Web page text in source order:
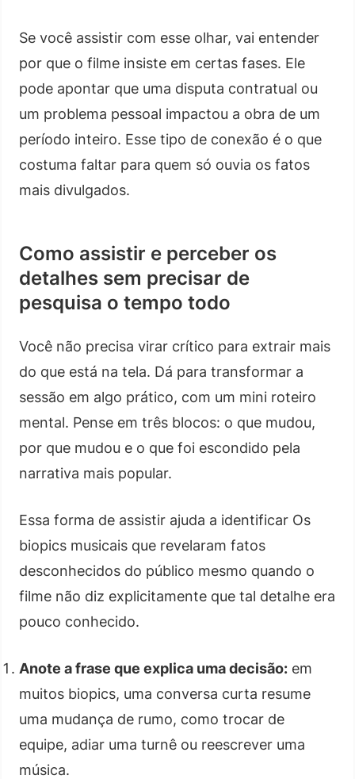
Se você assistir com esse olhar, vai entender
por que o filme insiste em certas fases. Ele
pode apontar que uma disputa contratual ou
um problema pessoal impactou a obra de um
período inteiro. Esse tipo de conexão é o que
costuma faltar para quem só ouvia os fatos
mais divulgados.
Como assistir e perceber os
detalhes sem precisar de
pesquisa o tempo todo
Você não precisa virar crítico para extrair mais
do que está na tela. Dá para transformar a
sessão em algo prático, com um mini roteiro
mental. Pense em três blocos: o que mudou,
por que mudou e o que foi escondido pela
narrativa mais popular.
Essa forma de assistir ajuda a identificar Os
biopics musicais que revelaram fatos
desconhecidos do público mesmo quando o
filme não diz explicitamente que tal detalhe era
pouco conhecido.
Anote a frase que explica uma decisão: em
muitos biopics, uma conversa curta resume
uma mudança de rumo, como trocar de
equipe, adiar uma turnê ou reescrever uma
música.